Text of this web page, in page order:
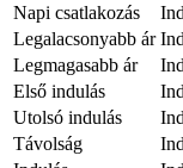
Napi csatlakozás
Legalacsonyabb ár
Legmagasabb ár
Első indulás
Utolsó indulás
Távolság